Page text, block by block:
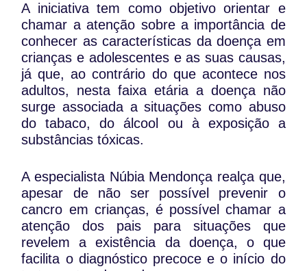
A iniciativa tem como objetivo orientar e
chamar a atenção sobre a importância de
conhecer as características da doença em
crianças e adolescentes e as suas causas,
já que, ao contrário do que acontece nos
adultos, nesta faixa etária a doença não
surge associada a situações como abuso
do tabaco, do álcool ou à exposição a
substâncias tóxicas.
A especialista Núbia Mendonça realça que,
apesar de não ser possível prevenir o
cancro em crianças, é possível chamar a
atenção dos pais para situações que
revelem a existência da doença, o que
facilita o diagnóstico precoce e o início do